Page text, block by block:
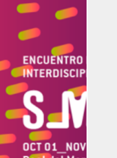
El viaje del
la realidad
& Bzika